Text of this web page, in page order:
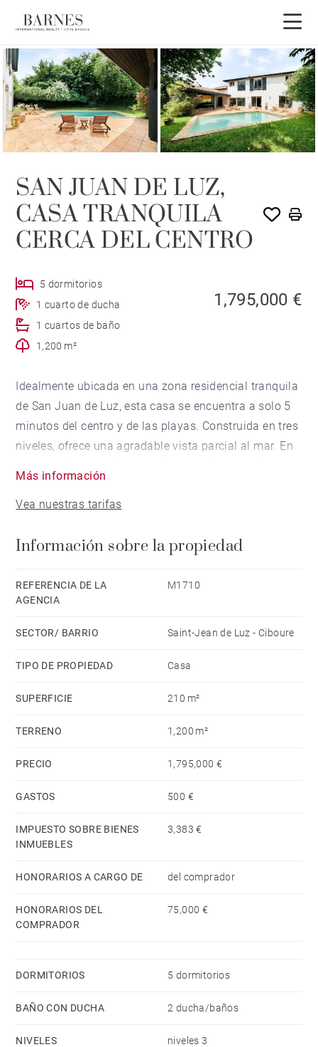
SAN JUAN DE LUZ,
CASA TRANQUILA
CERCA DEL CENTRO
5 dormitorios
1 cuarto de ducha
1 cuartos de baño
1,200 m²
1,795,000 €
Idealmente ubicada en una zona residencial tranquila
de San Juan de Luz, esta casa se encuentra a solo 5
minutos del centro y de las playas. Construida en tres
niveles, ofrece una agradable vista parcial al mar. En
En la planta baja, hay un amplio salón de unos 70 m²
televisión, un comedor y una cocina abierta
En la planta superior, se encuentran cuatro
dormitorios, tres cuartos de baño/ducha y un
completa esta magnífica propiedad.
Más información
Vea nuestras tarifas
Información sobre la propiedad
REFERENCIA DE LA
AGENCIA
M1710
SECTOR/ BARRIO Saint-Jean de Luz - Ciboure
TIPO DE PROPIEDAD Casa
SUPERFICIE 210 m²
TERRENO 1,200 m²
PRECIO 1,795,000 €
GASTOS 500 €
IMPUESTO SOBRE BIENES
INMUEBLES
3,383 €
HONORARIOS A CARGO DE del comprador
HONORARIOS DEL
COMPRADOR
75,000 €
DORMITORIOS 5 dormitorios
BAÑO CON DUCHA 2 ducha/baños
NIVELES niveles 3